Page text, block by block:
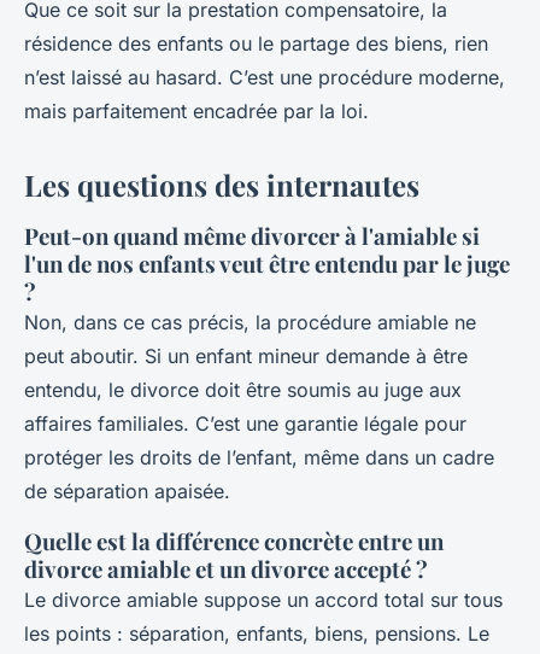
Que ce soit sur la prestation compensatoire, la
résidence des enfants ou le partage des biens, rien
n’est laissé au hasard. C’est une procédure moderne,
mais parfaitement encadrée par la loi.
Les questions des internautes
Peut-on quand même divorcer à l'amiable si
l'un de nos enfants veut être entendu par le juge
?
Non, dans ce cas précis, la procédure amiable ne
peut aboutir. Si un enfant mineur demande à être
entendu, le divorce doit être soumis au juge aux
affaires familiales. C’est une garantie légale pour
protéger les droits de l’enfant, même dans un cadre
de séparation apaisée.
Quelle est la différence concrète entre un
divorce amiable et un divorce accepté ?
Le divorce amiable suppose un accord total sur tous
les points : séparation, enfants, biens, pensions. Le